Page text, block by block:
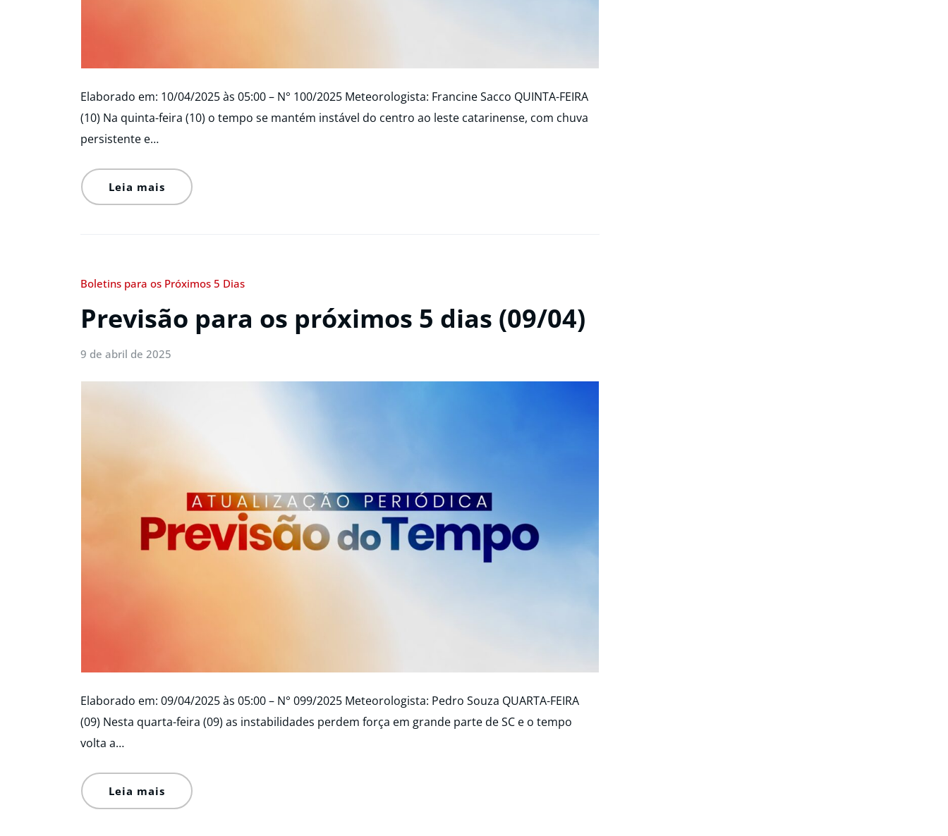
Elaborado em: 10/04/2025 às 05:00 – N° 100/2025 Meteorologista: Francine Sacco QUINTA-FEIRA
(10) Na quinta-feira (10) o tempo se mantém instável do centro ao leste catarinense, com chuva
persistente e…
Leia mais
Boletins para os Próximos 5 Dias
Previsão para os próximos 5 dias (09/04)
9 de abril de 2025
Elaborado em: 09/04/2025 às 05:00 – N° 099/2025 Meteorologista: Pedro Souza QUARTA-FEIRA
(09) Nesta quarta-feira (09) as instabilidades perdem força em grande parte de SC e o tempo
volta a…
Leia mais